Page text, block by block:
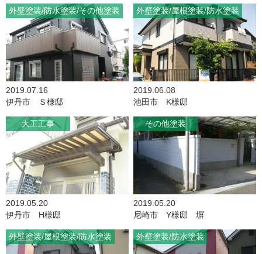
外壁塗装 防水塗装 その他塗装
2019.07.16
伊丹市 Ｓ様邸
外壁塗装 屋根塗装 防水塗装
2019.06.08
池田市 K様邸
大工工事
2019.05.20
伊丹市 H様邸
その他塗装
2019.05.20
尼崎市 Y様邸 塀
外壁塗装 屋根塗装 防水塗装 外壁塗装 防水塗装